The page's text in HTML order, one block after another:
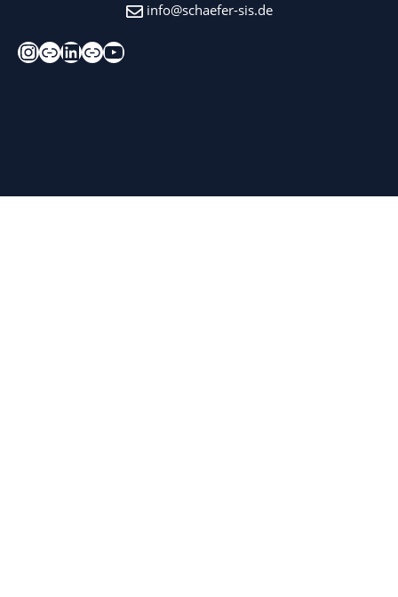
info@schaefer-sis.de
Instagram
XingLinkedIn
Kununu
YouTube